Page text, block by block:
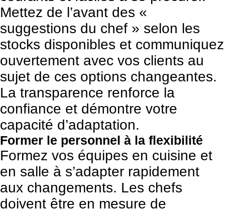
Mettez de l’avant des «
suggestions du chef » selon les
stocks disponibles et communiquez
ouvertement avec vos clients au
sujet de ces options changeantes.
La transparence renforce la
confiance et démontre votre
capacité d’adaptation.
Former le personnel à la flexibilité
Formez vos équipes en cuisine et
en salle à s’adapter rapidement
aux changements. Les chefs
doivent être en mesure de